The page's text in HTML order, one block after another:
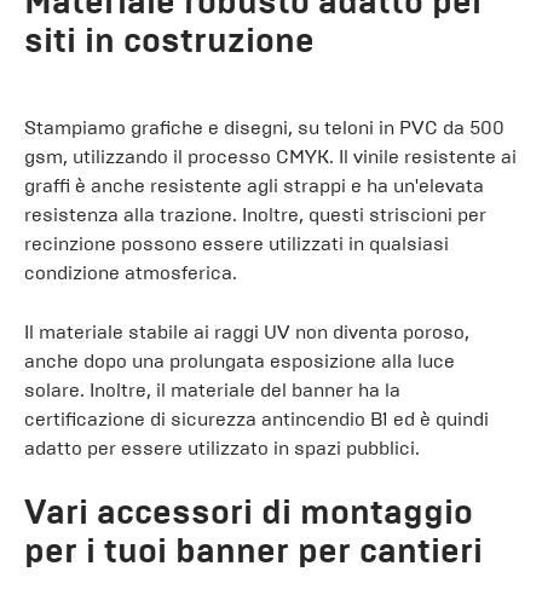
siti in costruzione
Stampiamo grafiche e disegni, su teloni in PVC da 500
gsm, utilizzando il processo CMYK. Il vinile resistente ai
graffi è anche resistente agli strappi e ha un'elevata
resistenza alla trazione. Inoltre, questi striscioni per
recinzione possono essere utilizzati in qualsiasi
condizione atmosferica.
Il materiale stabile ai raggi UV non diventa poroso,
anche dopo una prolungata esposizione alla luce
solare. Inoltre, il materiale del banner ha la
certificazione di sicurezza antincendio B1 ed è quindi
adatto per essere utilizzato in spazi pubblici.
Vari accessori di montaggio
per i tuoi banner per cantieri